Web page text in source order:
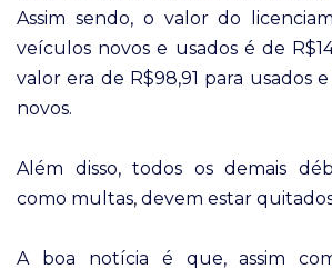
Assim sendo, o valor do
veículos novos e usados é de
valor era de R$98,91 para usados e
novos.
Além disso, todos os demais
como multas, devem estar
A boa notícia é que, assim